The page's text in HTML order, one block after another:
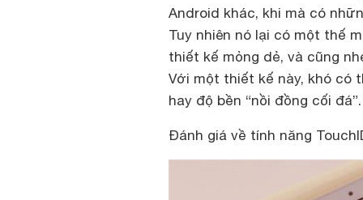
Android khác, khi mà có
Tuy nhiên nó lại có một thế
thiết kế mỏng dẻ, và cũng
Với một thiết kế này, khó có
hay độ bền “nồi đồng cối đá”.
Đánh giá về tính năng